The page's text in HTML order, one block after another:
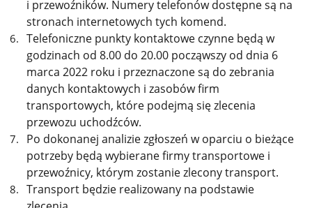
i przewoźników. Numery telefonów dostępne są na
stronach internetowych tych komend.
Telefoniczne punkty kontaktowe czynne będą w
godzinach od 8.00 do 20.00 począwszy od dnia 6
marca 2022 roku i przeznaczone są do zebrania
danych kontaktowych i zasobów firm
transportowych, które podejmą się zlecenia
przewozu uchodźców.
Po dokonanej analizie zgłoszeń w oparciu o bieżące
potrzeby będą wybierane firmy transportowe i
przewoźnicy, którym zostanie zlecony transport.
Transport będzie realizowany na podstawie